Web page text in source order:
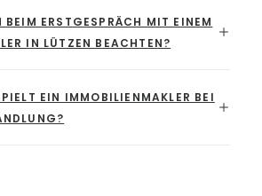
ERSTGESPRÄCH MIT EINEM
IN LÜTZEN BEACHTEN?
EIN IMMOBILIENMAKLER BEI